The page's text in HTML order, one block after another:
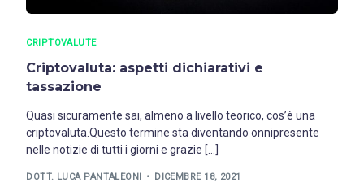
CRIPTOVALUTE
Criptovaluta: aspetti dichiarativi e
tassazione
Quasi sicuramente sai, almeno a livello teorico, cos’è una
criptovaluta.Questo termine sta diventando onnipresente
nelle notizie di tutti i giorni e grazie […]
DOTT. LUCA PANTALEONI DICEMBRE 18, 2021